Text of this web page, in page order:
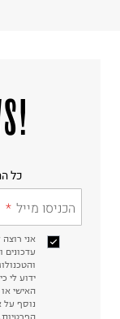
!GET THE NEWS
כל
הכניסו מייל
אני
ידוע לי
נוסף על
הפרטיות.